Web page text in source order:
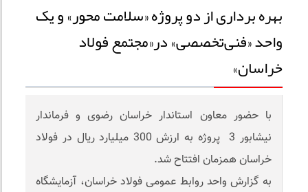
بهره برداری از دو پروژه «سلامت محور» و یک
واحد «فنی‌تخصصی» در«مجتمع فولاد
خراسان»
با حضور معاون استاندار خراسان رضوی و فرماندار
نیشابور 3 پروژه به ارزش 300 میلیارد ریال در فولاد
خراسان همزمان افتتاح شد.
به گزارش واحد روابط عمومی فولاد خراسان، آزمایشگاه